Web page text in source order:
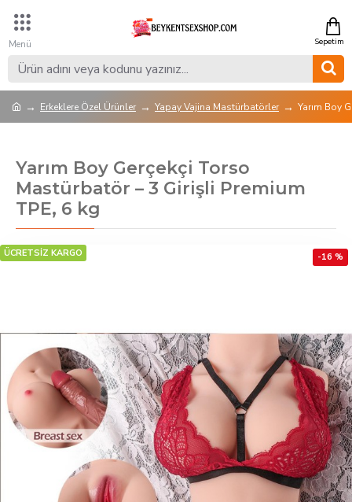
Erkeklere Özel Ürünler Yapay Vajina Mastürbatörler Yarım Boy
Yarım Boy Gerçekçi Torso
Mastürbatör – 3 Girişli Premium
TPE, 6 kg
ÜCRETSİZ KARGO -16 %